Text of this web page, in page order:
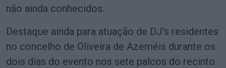
não ainda conhecidos.
Destaque ainda para atuação de DJ's residentes
no concelho de Oliveira de Azeméis durante os
dois dias do evento nos sete palcos do recinto.